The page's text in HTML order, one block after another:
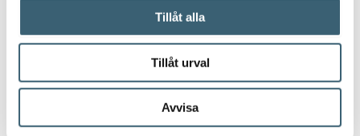
Tillåt alla
Tillåt urval
Avvisa
Cube premium stationär dieseltank 1500 L
45 105kr